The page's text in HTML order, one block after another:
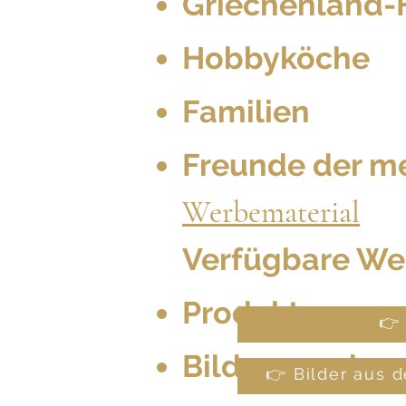
Hobbyköche
Familien
Freunde der
Werbematerial
Verfügbare
Produktcover
Bilder aus
👉 Bilder aus
👉